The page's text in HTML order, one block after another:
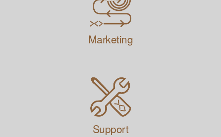
Marketing
Support